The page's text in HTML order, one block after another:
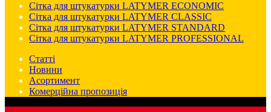
Сітка для штукатурки LATYMER ECONOMIC
Сітка для штукатурки LATYMER CLASSIC
Сітка для штукатурки LATYMER STANDARD
Сітка для штукатурки LATYMER PROFESSIONAL
Статті
Новини
Асортимент
Комерційна пропозиція